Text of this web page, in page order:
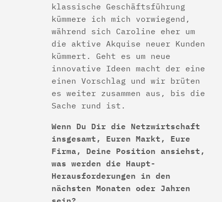
klassische Geschäftsführung
kümmere ich mich vorwiegend,
während sich Caroline eher um
die aktive Akquise neuer Kunden
kümmert. Geht es um neue
innovative Ideen macht der eine
einen Vorschlag und wir brüten
es weiter zusammen aus, bis die
Sache rund ist.
Wenn Du Dir die Netzwirtschaft
insgesamt, Euren Markt, Eure
Firma, Deine Position ansiehst,
was werden die Haupt-
Herausforderungen in den
nächsten Monaten oder Jahren